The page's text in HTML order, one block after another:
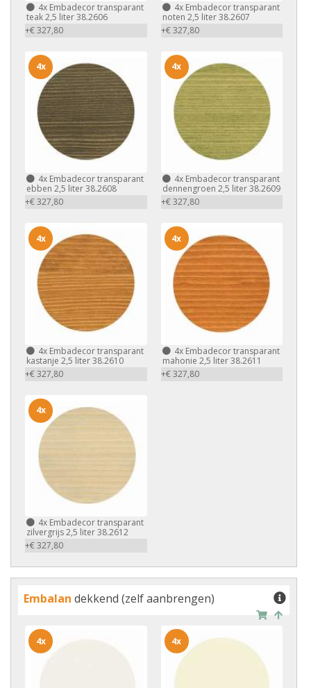
4x Embadecor transparant
teak 2,5 liter 38.2606
+€ 327,80
4xEmbadecor transparant
noten 2,5 liter 38.2607
+€ 327,80
4x Embadecor transparant
ebben 2,5 liter 38.2608
+€ 327,80
4x
4xEmbadecor transparant
dennengroen 2,5 liter 38.2609
+€ 327,80
4x
4x Embadecor transparant
kastanje 2,5 liter 38.2610
+€ 327,80
4x
4xEmbadecor transparant
mahonie 2,5 liter 38.2611
+€ 327,80
4x
4x Embadecor transparant
zilvergrijs 2,5 liter 38.2612
+€ 327,80
4x
Embalan dekkend (zelf aanbrengen)
4x 4x